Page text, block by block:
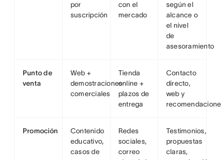
por
suscripción
con el
mercado
según el
alcance o
el nivel
de
asesoramiento
Punto de
venta
Web +
demostraciones
comerciales
Tienda
online +
plazos de
entrega
Contacto
directo,
web y
Promoción
Contenido
educativo,
casos de
Redes
sociales,
correo
Testimonios,
propuestas
claras,